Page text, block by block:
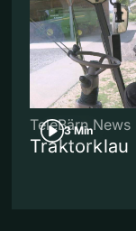
3 Min
TeleBärn News
Traktorklau